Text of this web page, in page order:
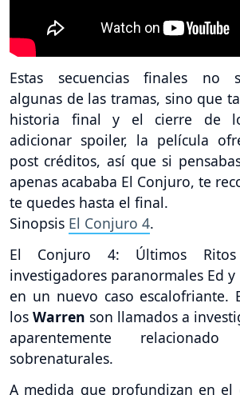
Estas secuencias finales no
algunas de las tramas, sino que
historia final y el cierre de
adicionar spoiler, la película
post créditos, así que si
apenas acababa El Conjuro, te
te quedes hasta el final.
Sinopsis El Conjuro 4.
El Conjuro 4: Últimos
investigadores paranormales Ed
en un nuevo caso escalofriante.
los Warren son llamados a
aparentemente
sobrenaturales.
A medida que profundizan en el